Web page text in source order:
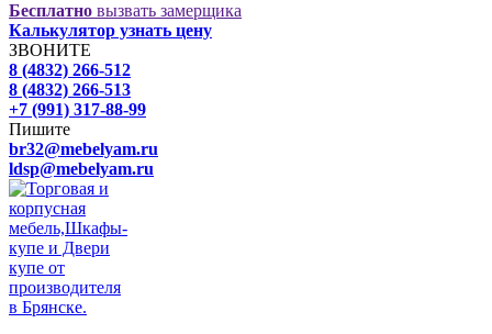
Бесплатно вызвать замерщика
Калькулятор узнать цену
ЗВОНИТЕ
8 (4832) 266-512
8 (4832) 266-513
+7 (991) 317-88-99
Пишите
br32@mebelyam.ru
ldsp@mebelyam.ru